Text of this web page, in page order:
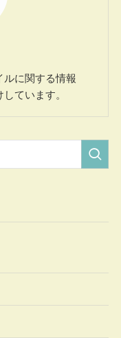
ルに関する情報
ています。